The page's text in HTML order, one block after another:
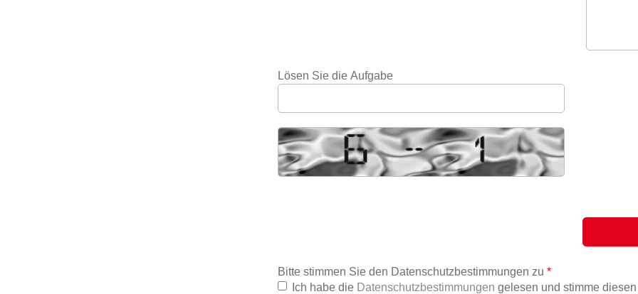
Lösen Sie die Aufgabe
Bitte stimmen Sie den Datenschutzbestimmungen zu *
Ich habe die Datenschutzbestimmungen gelesen und stimme diesen